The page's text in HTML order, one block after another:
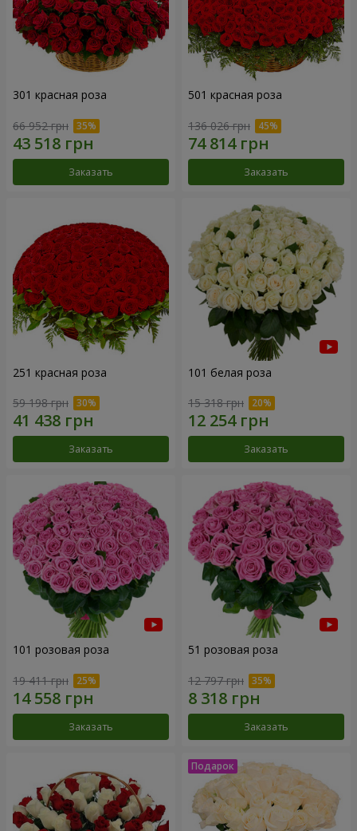
301 красная роза
66 952 грн
Заказать
501 красная роза
136 026 грн
Заказать
251 красная роза
59 198 грн
Заказать
101 белая роза
15 318 грн
Заказать
101 розовая роза
19 411 грн
Заказать
51 розовая роза
12 797 грн
Заказать